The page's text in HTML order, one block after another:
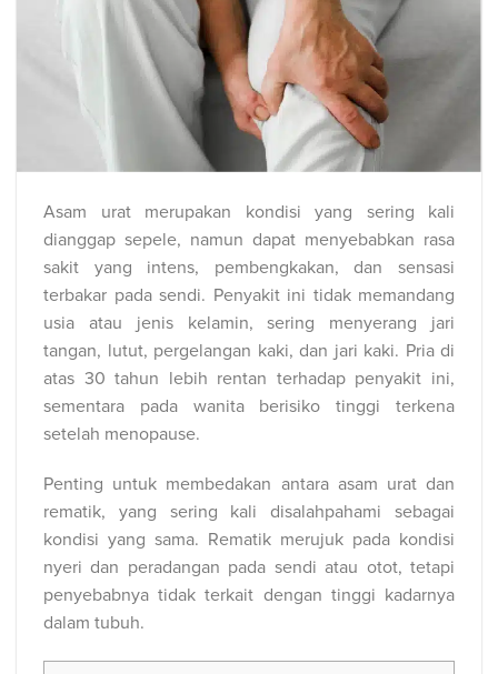
Asam urat merupakan kondisi yang sering kali
dianggap sepele, namun dapat menyebabkan rasa
sakit yang intens, pembengkakan, dan sensasi
terbakar pada sendi. Penyakit ini tidak memandang
usia atau jenis kelamin, sering menyerang jari
tangan, lutut, pergelangan kaki, dan jari kaki. Pria di
atas 30 tahun lebih rentan terhadap penyakit ini,
sementara pada wanita berisiko tinggi terkena
setelah menopause.
Penting untuk membedakan antara asam urat dan
rematik, yang sering kali disalahpahami sebagai
kondisi yang sama. Rematik merujuk pada kondisi
nyeri dan peradangan pada sendi atau otot, tetapi
penyebabnya tidak terkait dengan tinggi kadarnya
dalam tubuh.